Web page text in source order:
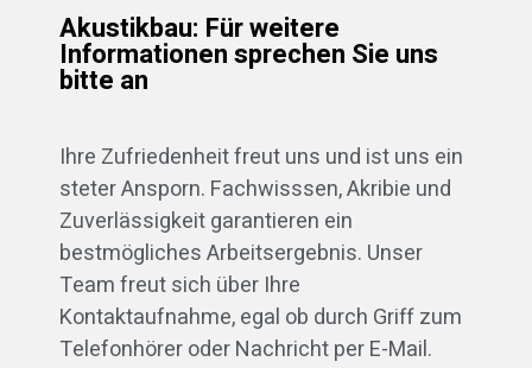
Akustikbau: Für weitere
Informationen sprechen Sie uns
bitte an
Ihre Zufriedenheit freut uns und ist uns ein
steter Ansporn. Fachwisssen, Akribie und
Zuverlässigkeit garantieren ein
bestmögliches Arbeitsergebnis. Unser
Team freut sich über Ihre
Kontaktaufnahme, egal ob durch Griff zum
Telefonhörer oder Nachricht per E-Mail.